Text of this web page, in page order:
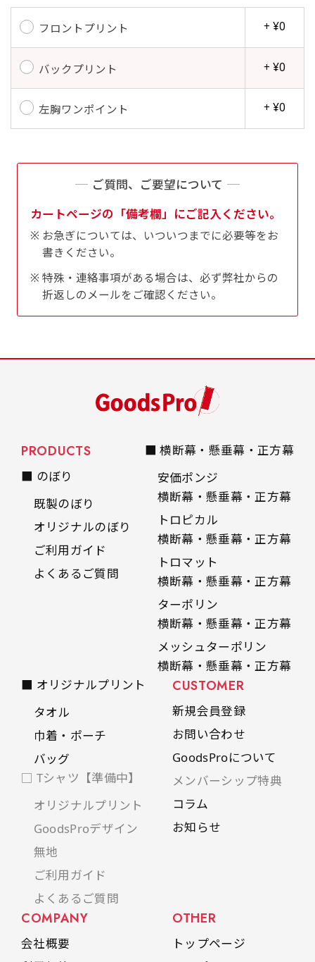
フロントプリント + ¥0
バックプリント + ¥0
左胸ワンポイント + ¥0
ご質問、ご要望について
カートページの「備考欄」にご記入ください。
お急ぎについては、いついつまでに必要等をお
書きください。
特殊・連絡事項がある場合は、必ず弊社からの
折返しのメールをご確認ください。
PRODUCTS
■ のぼり
既製のぼり
オリジナルのぼり
ご利用ガイド
よくあるご質問
■ 横断幕・懸垂幕・正方幕
安価ポンジ
横断幕・懸垂幕・正方幕
トロピカル
横断幕・懸垂幕・正方幕
トロマット
横断幕・懸垂幕・正方幕
ターポリン
横断幕・懸垂幕・正方幕
メッシュターポリン
横断幕・懸垂幕・正方幕
■ オリジナルプリント
タオル
巾着・ポーチ
バッグ
□ Tシャツ【準備中】
オリジナルプリント
GoodsProデザイン
無地
ご利用ガイド
よくあるご質問
CUSTOMER
新規会員登録
お問い合わせ
GoodsProについて
メンバーシップ特典
コラム
お知らせ
COMPANY
会社概要
OTHER
トップページ